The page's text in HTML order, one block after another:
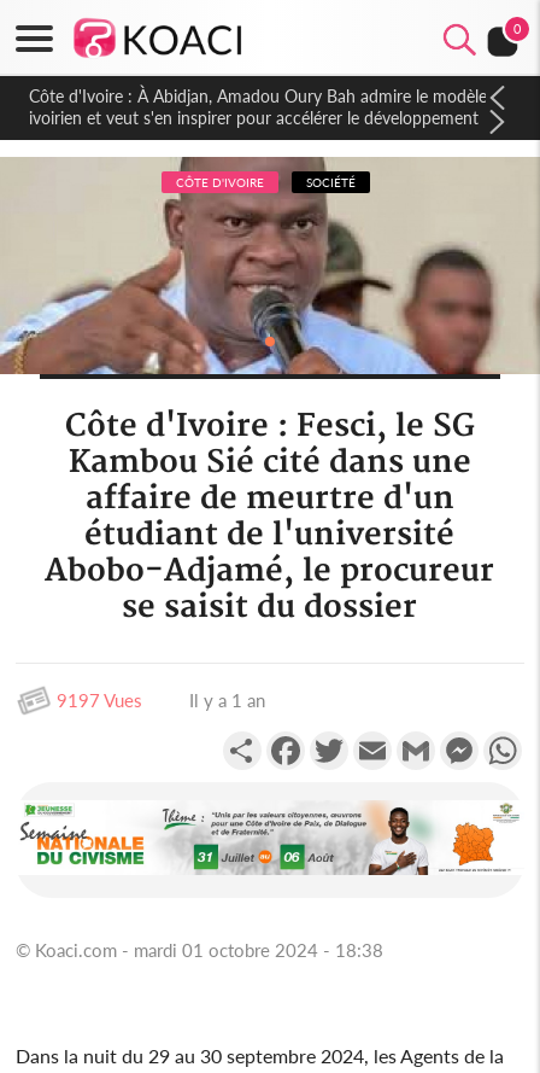
0
Côte d'Ivoire : À Abidjan, Amadou Oury Bah admire le modèle
ivoirien et veut s'en inspirer pour accélérer le développement
de la Guinée
CÔTE D'IVOIRE SOCIÉTÉ
Côte d'Ivoire : Fesci, le SG
Kambou Sié cité dans une
affaire de meurtre d'un
étudiant de l'université
Abobo-Adjamé, le procureur
se saisit du dossier
9197 Vues Il y a 1 an
PartagerFacebookTwitterEmail Gmail
© Koaci.com - mardi 01 octobre 2024 - 18:38
Dans la nuit du 29 au 30 septembre 2024, les Agents de la